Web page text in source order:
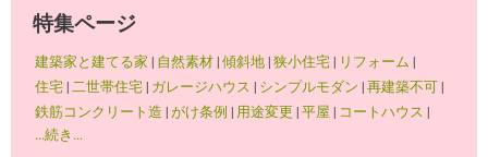
特集ページ
建築家と建てる家 | 自然素材|傾斜地|狭小住宅| リフォーム |
住宅|二世帯住宅| ガレージハウス | シンプルモダン |再建築不可|
鉄筋コンクリート造 |がけ条例 | 用途変更 |平屋 | コートハウス |
...続き...